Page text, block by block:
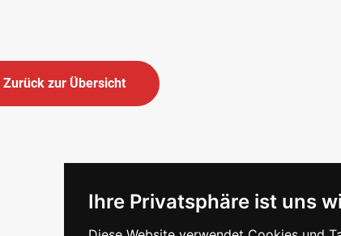
Ihre Privatsphäre ist uns
Zurück zur Übersicht